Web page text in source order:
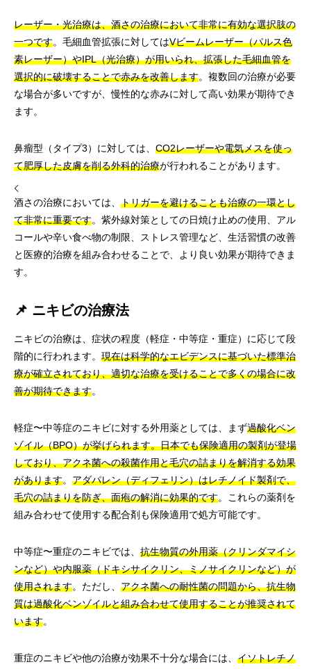
レーザー・光治療は、酒さの治療において非常に有効な選択肢の
一つです。毛細血管拡張に対してはVビームレーザー（パルス色
素レーザー）やIPL（光治療）が用いられ、拡張した毛細血管を
選択的に破壊することで赤みを改善します。複数回の治療が必要
な場合が多いですが、慢性的な赤みに対して高い効果が期待でき
ます。
鼻瘤型（タイプ3）に対しては、 CO2レーザーや電気メスを使っ
て肥厚した皮膚を削る外科的治療が行われることがあります。
酒さの治療においては、 トリガーを避けることも治療の一環とし
て非常に重要です。紫外線対策としての日焼け止めの使用、アル
コールや辛い食べ物の制限、ストレス管理など、生活習慣の改善
と医療的治療を組み合わせることで、より良い効果が期待できま
す。
📌 ニキビの治療法
ニキビの治療は、症状の程度（軽症・中等症・重症）に応じて段
階的に行われます。 現在は科学的なエビデンスに基づいた標準治
療が確立されており、適切な治療を受けることで多くの場合に改
善が期待できます。
軽症〜中等症のニキビに対する外用薬としては、まず過酸化ベン
ゾイル（BPO）が挙げられます。日本でも保険適用の製剤が登場
しており、アクネ菌への殺菌作用と毛穴の詰まりを解消する効果
があります。 アダパレン（ディフェリン）はレチノイド製剤で、
毛穴の詰まりを防ぎ、面疱の解消に効果的です。これらの薬剤を
組み合わせて使用する配合剤も保険適用で処方可能です。
中等症〜重症のニキビでは、 抗生物質の外用薬（クリンダマイシ
ンなど）や内服薬（ドキシサイクリン、ミノサイクリンなど）が
使用されます。ただし、 アクネ菌への耐性菌の問題から、抗生物
質は過酸化ベンゾイルと組み合わせて使用することが推奨されて
います。
重症のニキビや他の治療が効果不十分な場合には、 イソトレチノ